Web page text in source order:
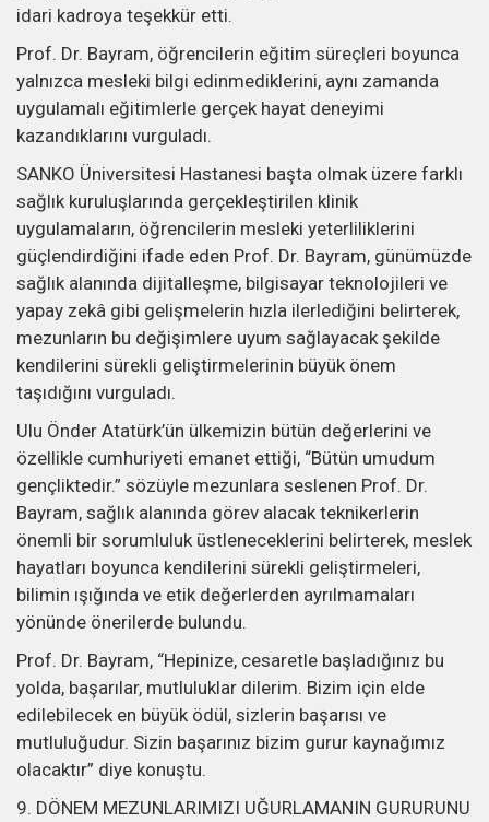
idari kadroya teşekkür etti.
Prof. Dr. Bayram, öğrencilerin eğitim süreçleri boyunca
yalnızca mesleki bilgi edinmediklerini, aynı zamanda
uygulamalı eğitimlerle gerçek hayat deneyimi
kazandıklarını vurguladı.
SANKO Üniversitesi Hastanesi başta olmak üzere farklı
sağlık kuruluşlarında gerçekleştirilen klinik
uygulamaların, öğrencilerin mesleki yeterliliklerini
güçlendirdiğini ifade eden Prof. Dr. Bayram, günümüzde
sağlık alanında dijitalleşme, bilgisayar teknolojileri ve
yapay zekâ gibi gelişmelerin hızla ilerlediğini belirterek,
mezunların bu değişimlere uyum sağlayacak şekilde
kendilerini sürekli geliştirmelerinin büyük önem
taşıdığını vurguladı.
Ulu Önder Atatürk’ün ülkemizin bütün değerlerini ve
özellikle cumhuriyeti emanet ettiği, “Bütün umudum
gençliktedir.” sözüyle mezunlara seslenen Prof. Dr.
Bayram, sağlık alanında görev alacak teknikerlerin
önemli bir sorumluluk üstleneceklerini belirterek, meslek
hayatları boyunca kendilerini sürekli geliştirmeleri,
bilimin ışığında ve etik değerlerden ayrılmamaları
yönünde önerilerde bulundu.
Prof. Dr. Bayram, “Hepinize, cesaretle başladığınız bu
yolda, başarılar, mutluluklar dilerim. Bizim için elde
edilebilecek en büyük ödül, sizlerin başarısı ve
mutluluğudur. Sizin başarınız bizim gurur kaynağımız
olacaktır” diye konuştu.
9. DÖNEM MEZUNLARIMIZI UĞURLAMANIN GURURUNU